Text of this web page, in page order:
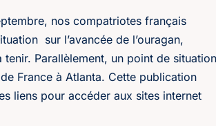
nos compatriotes français
sur l’avancée de l’ouragan,
Parallèlement, un point de situation
France à Atlanta. Cette publication
liens pour accéder aux sites internet